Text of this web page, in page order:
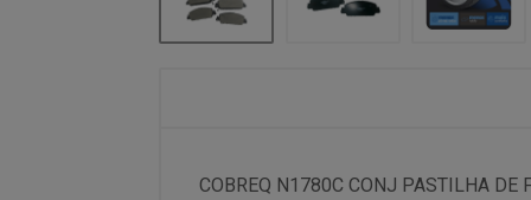
COBREQ N1780C CONJ PASTILHA DE